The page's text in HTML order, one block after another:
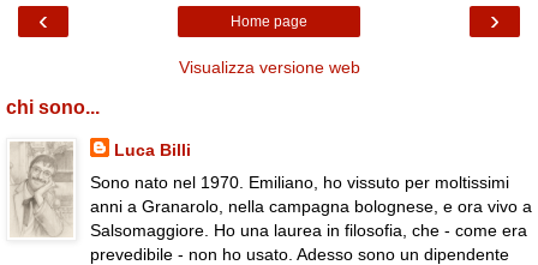
‹ ›
Home page
Visualizza versione web
chi sono...
Luca Billi
Sono nato nel 1970. Emiliano, ho vissuto per moltissimi
anni a Granarolo, nella campagna bolognese, e ora vivo a
Salsomaggiore. Ho una laurea in filosofia, che - come era
prevedibile - non ho usato. Adesso sono un dipendente